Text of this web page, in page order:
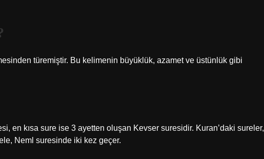
en kısa sure ise 3 ayetten oluşan Kevser suresidir. Kuran’daki sureler,
Neml suresinde iki kez geçer.